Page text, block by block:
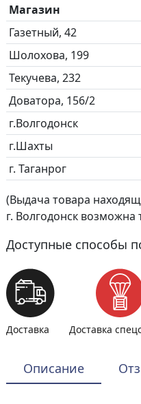
Магазин
Газетный, 42
Шолохова, 199
Текучева, 232
Доватора, 156/2
г.Волгодонск
г.Шахты
г. Таганрог
(Выдача товара
г. Волгодонск возможна
Доступные способы
Доставка Доставка
Описание